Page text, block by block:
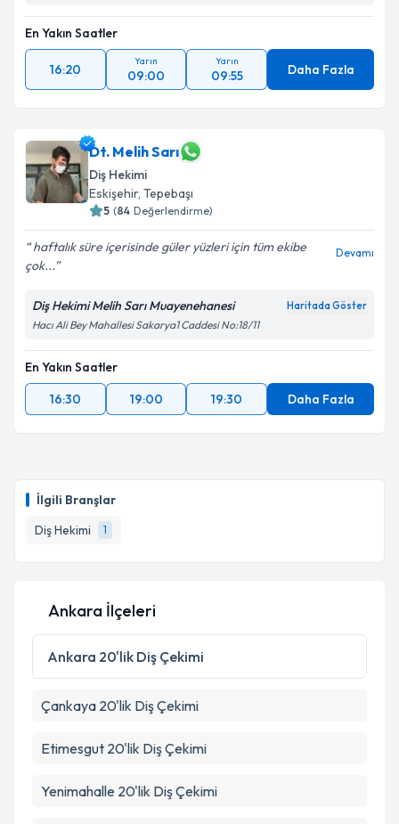
İlgili Branşlar
Diş Hekimi
1
En Yakın Saatler
16:20
Yarın
09:00
Yarın
09:55 Daha Fazla
Dt. Melih Sarı
Diş Hekimi
Eskişehir, Tepebaşı
5 (84 Değerlendirme)
haftalık süre içerisinde güler yüzleri için tüm ekibe
çok...
Devamı
Diş Hekimi Melih Sarı Muayenehanesi Haritada Göster
Hacı Ali Bey Mahallesi Sakarya1 Caddesi No:18/11
En Yakın Saatler
16:30
19:00 19:30 Daha Fazla
Ankara İlçeleri
Ankara 20'lik Diş Çekimi
Çankaya 20'lik Diş Çekimi
Etimesgut 20'lik Diş Çekimi
Yenimahalle 20'lik Diş Çekimi